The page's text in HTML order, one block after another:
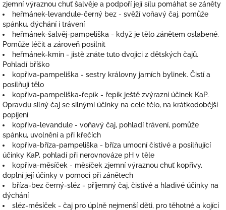
zjemní výraznou chuť šalvěje a podpoří její sílu pomáhat se záněty
heřmánek-levandule-černý bez - svěží voňavý čaj, pomůže
spánku, dýchání i trávení
heřmánek-šalvěj-pampeliška - když je tělo zánětem oslabené.
Pomůže léčit a zároveň posilnit
heřmánek-kmín - jistě znáte tuto dvojici z dětských čajů.
Pohladí bříško
kopřiva-pampeliška - sestry královny jarních bylinek. Čistí a
posilňují tělo
kopřiva-pampeliška-řepík - řepík ještě zvýrazní účinek KaP.
Opravdu silný čaj se silnými účinky na celé tělo, na krátkodobější
popíjení
kopřiva-levandule - voňavý čaj, pohladí trávení, pomůže
spánku, uvolnění a při křečích
kopřiva-bříza-pampeliška - bříza umocní čistivé a posilňující
účinky KaP, pohladí při nerovnováze pH v těle
kopřiva-měsíček - měsíček zjemní výraznou chuť kopřivy,
doplní její účinky v pomoci při zánětech
bříza-bez černý-sléz - příjemný čaj, čistivé a hladivé účinky na
dýchání
sléz-měsíček - čaj pro úplně nejmenší děti, pro těhotné a kojící